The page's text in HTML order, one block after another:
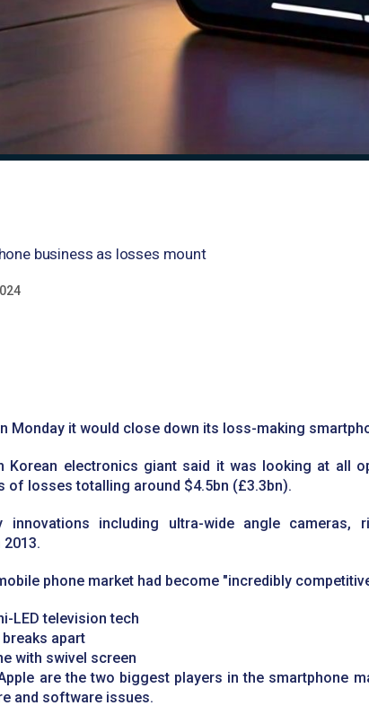
business as losses mount
Monday it would close down its loss-making
Korean electronics giant said it was looking at all
of losses totalling around $4.5bn (£3.3bn).
innovations including ultra-wide angle cameras,
phone market had become "incredibly
LED television tech
apart
with swivel screen
are the two biggest players in the smartphone
and software issues.